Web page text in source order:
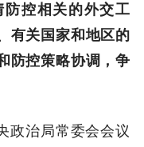
控相关的外交工
有关国家和地区的
防控策略协调，争
政治局常委会会议